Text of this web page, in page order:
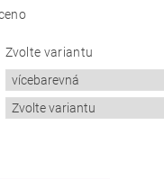
Zvolte variantu